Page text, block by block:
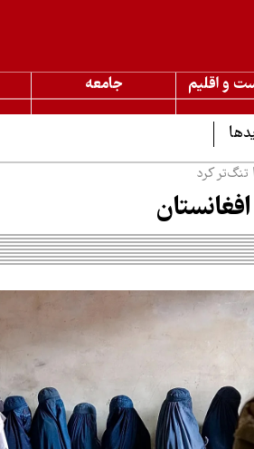
و اقلیم جامعه
تنگ‌تر کرد